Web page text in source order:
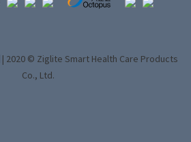
| 2020 © Ziglite Smart Health Care Products
Co., Ltd.